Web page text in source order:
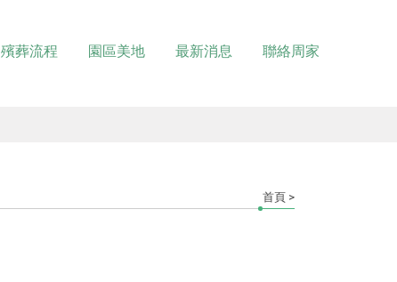
殯葬流程 園區美地 最新消息 聯絡周家
首頁>